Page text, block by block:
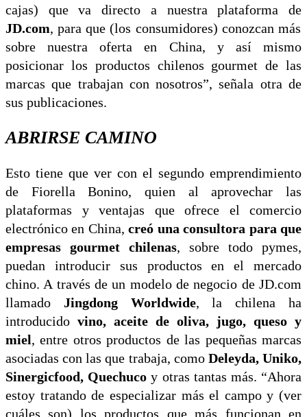
cajas) que va directo a nuestra plataforma de
JD.com, para que (los consumidores) conozcan más
sobre nuestra oferta en China, y así mismo
posicionar los productos chilenos gourmet de las
marcas que trabajan con nosotros”, señala otra de
sus publicaciones.
ABRIRSE CAMINO
Esto tiene que ver con el segundo emprendimiento
de Fiorella Bonino, quien al aprovechar las
plataformas y ventajas que ofrece el comercio
electrónico en China,creó una consultora para que
empresas gourmet chilenas, sobre todo pymes,
puedan introducir sus productos en el mercado
chino. A través de un modelo de negocio de JD.com
llamado Jingdong Worldwide, la chilena ha
introducido vino, aceite de oliva, jugo, queso y
miel, entre otros productos de las pequeñas marcas
asociadas con las que trabaja, como Deleyda, Uniko,
Sinergicfood, Quechuco y otras tantas más. “Ahora
estoy tratando de especializar más el campo y (ver
cuáles son) los productos que más funcionan en